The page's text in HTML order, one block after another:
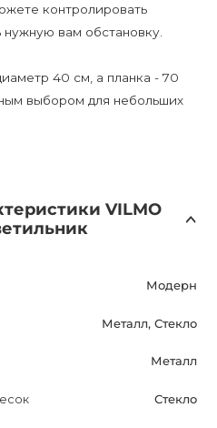
контролировать
нужную вам обстановку.
40 см, а планка - 70
выбором для небольших
помещений.
использовать различные
и современный дизайн,
вашем доме, привлекая
TRIO уже доступен
VILMO
Модерн
Металл, Стекло
Металл
Стекло